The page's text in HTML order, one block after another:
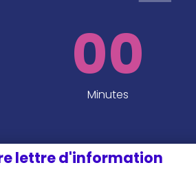
00
Minutes
lettre d'information